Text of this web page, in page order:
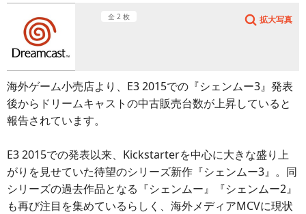
全 2 枚 拡大写真
海外ゲーム小売店より、E3 2015での『シェンムー3』発表
後からドリームキャストの中古販売台数が上昇していると
報告されています。
E3 2015での発表以来、Kickstarterを中心に大きな盛り上
がりを見せていた待望のシリーズ新作『シェンムー3』。同
シリーズの過去作品となる『シェンムー』『シェンムー2』
も再び注目を集めているらしく、海外メディアMCVに現状